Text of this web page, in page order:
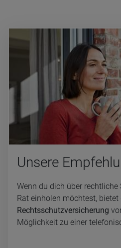
Un­se­re
Wenn du dich über
Rat einholen möchtest, bietet
Rechtsschutzversicherung
Möglichkeit zu einer